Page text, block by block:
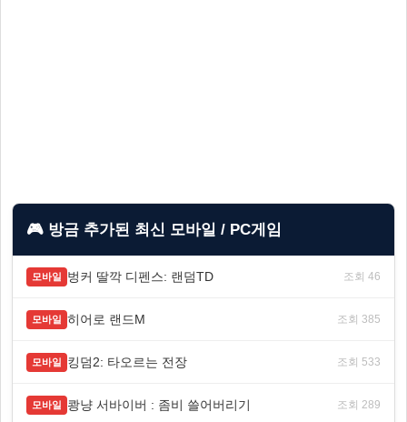
🎮 방금 추가된 최신 모바일 / PC게임
모바일 벙커 딸깍 디펜스: 랜덤TD 조회 46
모바일 히어로 랜드M 조회 385
모바일 킹덤2: 타오르는 전장 조회 533
모바일 쾅냥 서바이버 : 좀비 쓸어버리기 조회 289